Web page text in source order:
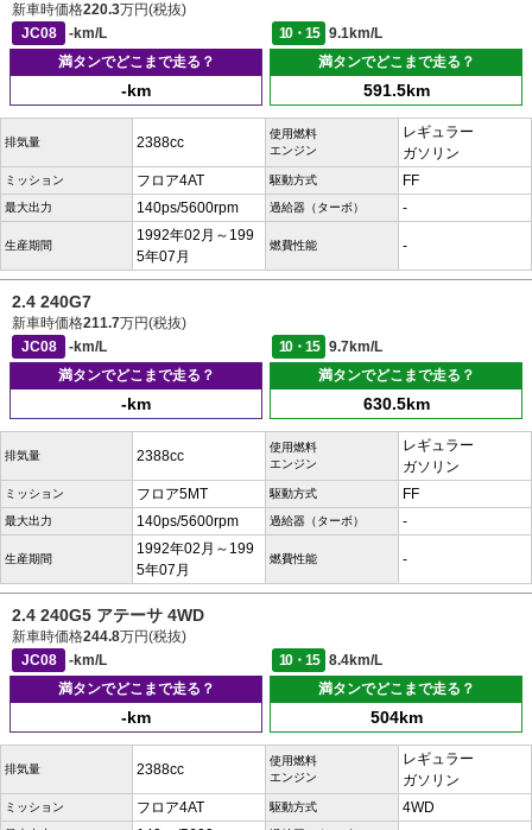
新車時価格220.3万円(税抜)
JC08
-km/L 10・15
9.1km/L
満タンでどこまで走る？
-km
満タンでどこまで走る？
591.5km
排気量 2388cc
使用燃料
エンジン
レギュラー
ガソリン
ミッション フロア4AT 駆動方式 FF
最大出力 140ps/5600rpm 過給器（ターボ） -
生産期間
1992年02月～199
5年07月
燃費性能 -
2.4 240G7
新車時価格211.7万円(税抜)
JC08
-km/L 10・15
9.7km/L
満タンでどこまで走る？
-km
満タンでどこまで走る？
630.5km
排気量 2388cc
使用燃料
エンジン
レギュラー
ガソリン
ミッション フロア5MT 駆動方式 FF
最大出力 140ps/5600rpm 過給器（ターボ） -
生産期間
1992年02月～199
5年07月
燃費性能 -
2.4 240G5 アテーサ 4WD
新車時価格244.8万円(税抜)
JC08
-km/L 10・15
8.4km/L
満タンでどこまで走る？
-km
満タンでどこまで走る？
504km
排気量 2388cc
使用燃料
エンジン
レギュラー
ガソリン
ミッション フロア4AT 駆動方式 4WD